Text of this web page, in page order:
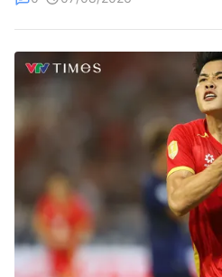
Tổng đài VTV: 024.38 355 931 -
024.66
Liên hệ quảng cáo:
0966 196 377
Email:
toasoan@vtv.vn